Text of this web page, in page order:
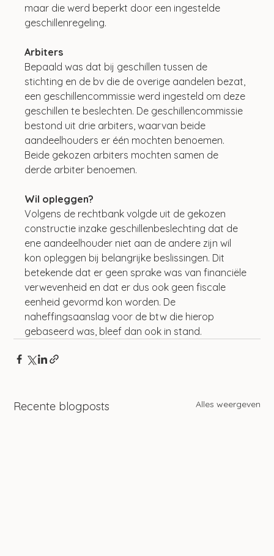
maar die werd beperkt door een ingestelde
geschillenregeling.
Arbiters
Bepaald was dat bij geschillen tussen de
stichting en de bv die de overige aandelen bezat,
een geschillencommissie werd ingesteld om deze
geschillen te beslechten. De geschillencommissie
bestond uit drie arbiters, waarvan beide
aandeelhouders er één mochten benoemen.
Beide gekozen arbiters mochten samen de
derde arbiter benoemen.
Wil opleggen?
Volgens de rechtbank volgde uit de gekozen
constructie inzake geschillenbeslechting dat de
ene aandeelhouder niet aan de andere zijn wil
kon opleggen bij belangrijke beslissingen. Dit
betekende dat er geen sprake was van financiële
verwevenheid en dat er dus ook geen fiscale
eenheid gevormd kon worden. De
naheffingsaanslag voor de btw die hierop
gebaseerd was, bleef dan ook in stand.
Recente blogposts Alles weergeven